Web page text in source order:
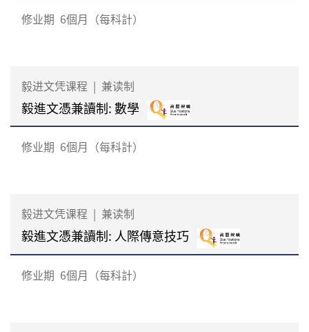
修业期 6個月（每科計）
毅进文凭课程 | 兼读制
毅進文憑兼讀制: 數學
修业期 6個月（每科計）
毅进文凭课程 | 兼读制
毅進文憑兼讀制: 人際傳意技巧
修业期 6個月（每科計）